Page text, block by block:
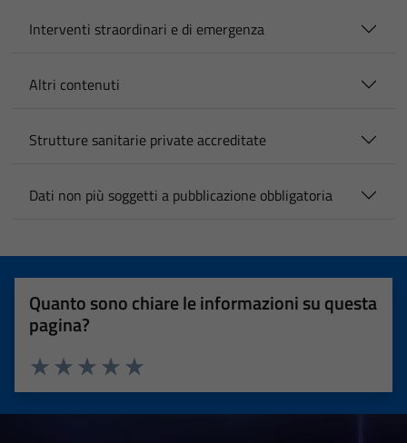
Interventi straordinari e di emergenza
Altri contenuti
Strutture sanitarie private accreditate
Dati non più soggetti a pubblicazione obbligatoria
Quanto sono chiare le informazioni su questa
pagina?
Valuta 5 stelle su 5
Valuta 4 stelle su 5
Valuta 3 stelle su 5
Valuta 2 stelle su 5
Valuta 1 stelle su 5